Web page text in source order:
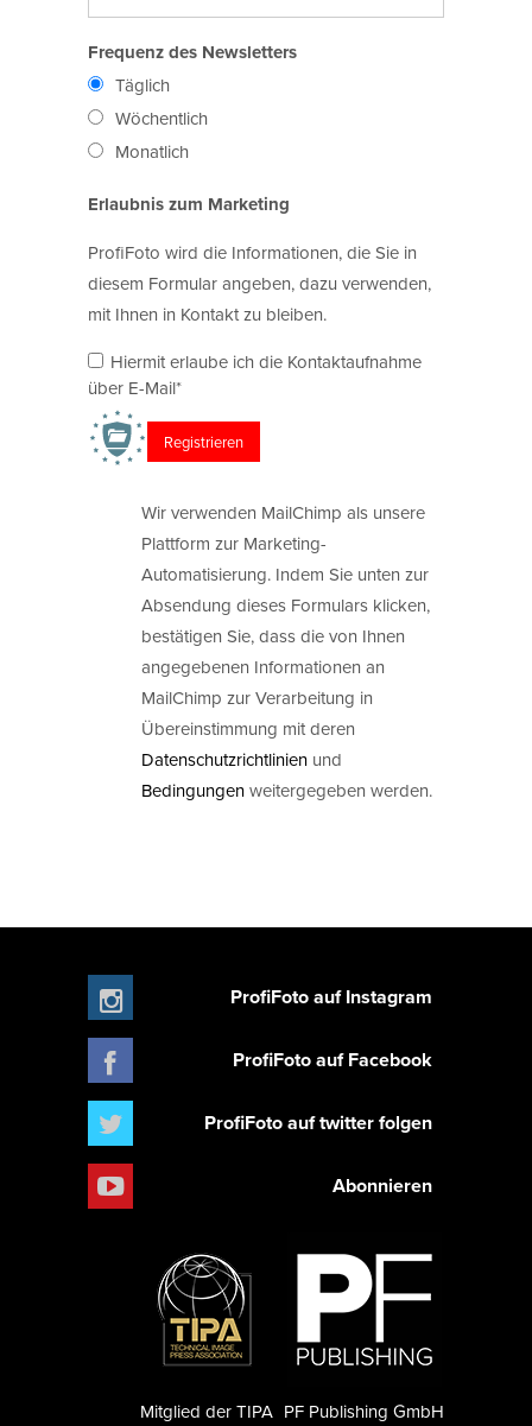
Frequenz des Newsletters
Täglich
Wöchentlich
Monatlich
Erlaubnis zum Marketing
ProfiFoto wird die Informationen, die Sie in
diesem Formular angeben, dazu verwenden,
mit Ihnen in Kontakt zu bleiben.
Hiermit erlaube ich die Kontaktaufnahme
über E-Mail*
Wir verwenden MailChimp als unsere
Plattform zur Marketing-
Automatisierung. Indem Sie unten zur
Absendung dieses Formulars klicken,
bestätigen Sie, dass die von Ihnen
angegebenen Informationen an
MailChimp zur Verarbeitung in
Übereinstimmung mit deren
Datenschutzrichtlinien und
Bedingungenweitergegeben werden.
ProfiFoto auf Instagram
ProfiFoto auf Facebook
ProfiFoto auf twitter folgen
Abonnieren
PF Publishing GmbH
Mitglied der TIPA